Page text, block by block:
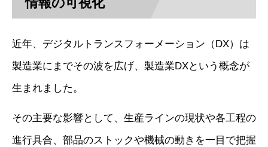
近年、デジタルトランスフォーメーション（DX）は
製造業にまでその波を広げ、製造業DXという概念が
生まれました。
その主要な影響として、生産ラインの現状や各工程の
進行具合、部品のストックや機械の動きを一目で把握